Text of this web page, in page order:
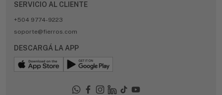
SERVICIO AL CLIENTE
+504 9774-9223
soporte@fierros.com
DESCARGÁ LA APP